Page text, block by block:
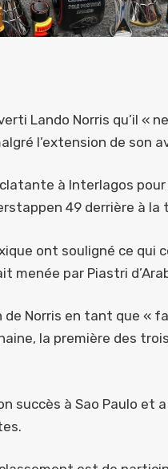
Lando Norris qu’il «
l’extension de son
à Interlagos
49 derrière à la
ont souligné ce
menée par Piastri
Norris en tant que «
la première des
succès à Sao Paulo et